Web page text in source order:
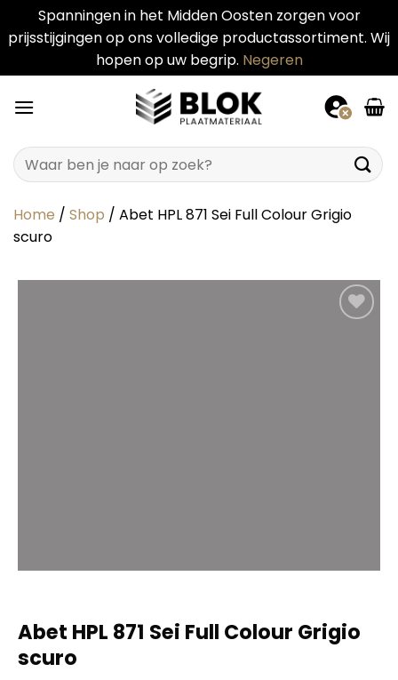
Spanningen in het Midden Oosten zorgen voor
prijsstijgingen op ons volledige productassortiment. Wij
hopen op uw begrip. Negeren
naar
Zoeken
naar:
Home / Shop / Abet HPL 871 Sei Full Colour Grigio
scuro
Abet HPL 871 Sei Full Colour Grigio
scuro